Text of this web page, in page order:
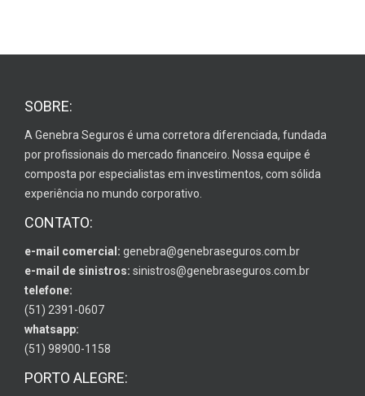
SOBRE:
A Genebra Seguros é uma corretora diferenciada, fundada
por profissionais do mercado financeiro. Nossa equipe é
composta por especialistas em investimentos, com sólida
experiência no mundo corporativo.
CONTATO:
e-mail comercial: genebra@genebraseguros.com.br
e-mail de sinistros: sinistros@genebraseguros.com.br
telefone:
(51) 2391-0607
whatsapp:
(51) 98900-1158
PORTO ALEGRE: